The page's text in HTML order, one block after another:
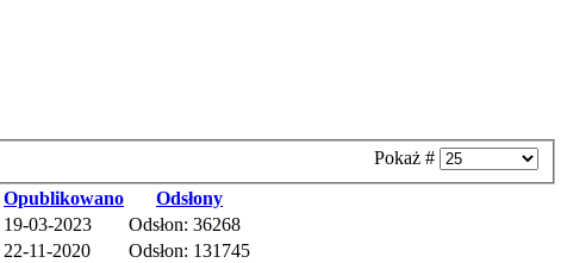
Pokaż #
Opublikowano
Odsłony
19-03-2023
Odsłon: 36268
22-11-2020
Odsłon: 131745